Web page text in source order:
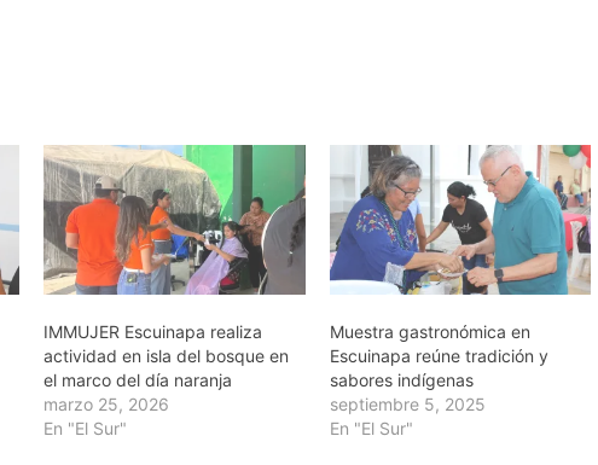
IMMUJER Escuinapa realiza
actividad en isla del bosque en
el marco del día naranja
marzo 25, 2026
En "El Sur"
Muestra gastronómica en
Escuinapa reúne tradición y
sabores indígenas
septiembre 5, 2025
En "El Sur"